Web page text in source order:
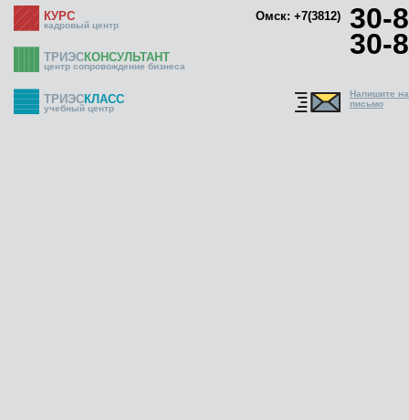
КУРС
кадровый центр
Омск: +7(3812) 30-
30-
ТРИЭСКОНСУЛЬТАНТ
центр сопровождение бизнеса
ТРИЭСКЛАСС
учебный центр
Напишите
письмо